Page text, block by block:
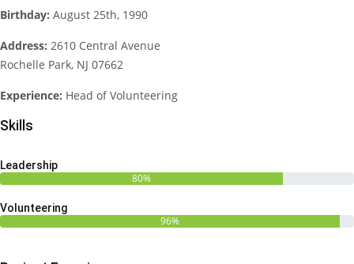
Birthday: August 25th, 1990
Address: 2610 Central Avenue
Rochelle Park, NJ 07662
Experience: Head of Volunteering
Skills
Leadership
80%
Volunteering
96%